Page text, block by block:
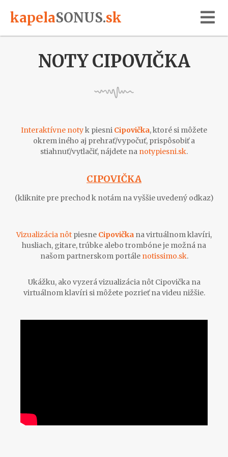
kapelaSONUS.sk
NOTY CIPOVIČKA
Interaktívne notyk piesni Cipovička, ktoré si môžete
okrem iného aj prehrať/vypočuť, prispôsobiť a
stiahnuť/vytlačiť, nájdete na notypiesni.sk.
CIPOVIČKA
(kliknite pre prechod k notám na vyššie uvedený odkaz)
Vizualizácia nôt piesne Cipovička na virtuálnom klavíri,
husliach, gitare, trúbke alebo trombóne je možná na
našom partnerskom portále notissimo.sk.
Ukážku, ako vyzerá vizualizácia nôt Cipovička na
virtuálnom klavíri si môžete pozrieť na videu nižšie.